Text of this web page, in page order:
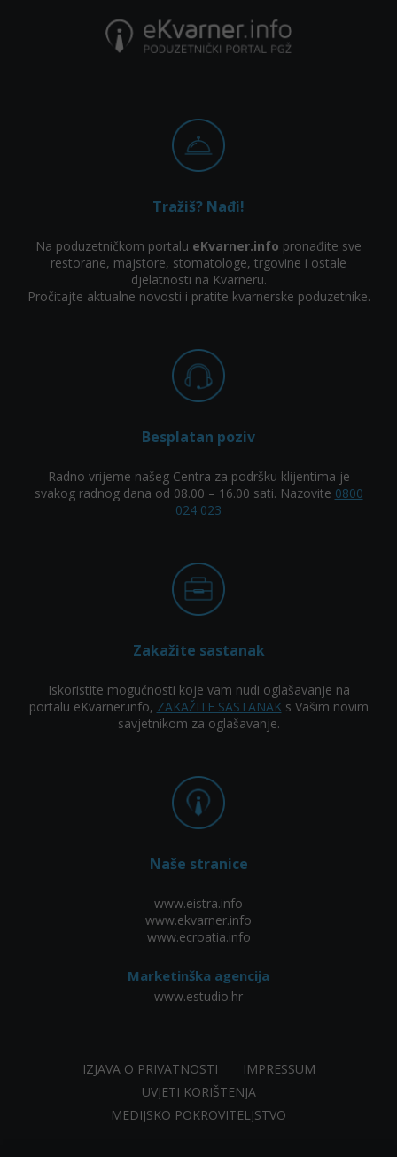
Tražiš? Nađi!
Na poduzetničkom portalu eKvarner.info pronađite sve
restorane, majstore, stomatologe, trgovine i ostale
djelatnosti na Kvarneru.
Pročitajte aktualne novosti i pratite kvarnerske poduzetnike.
Besplatan poziv
Radno vrijeme našeg Centra za podršku klijentima je
svakog radnog dana od 08.00 – 16.00 sati. Nazovite 0800
024 023
Zakažite sastanak
Iskoristite mogućnosti koje vam nudi oglašavanje na
portalu eKvarner.info, ZAKAŽITE SASTANAKs Vašim novim
savjetnikom za oglašavanje.
Naše stranice
www.eistra.info
www.ekvarner.info
www.ecroatia.info
Marketinška agencija
www.estudio.hr
IZJAVA O PRIVATNOSTI
IMPRESSUM
UVJETI KORIŠTENJA
MEDIJSKO POKROVITELJSTVO